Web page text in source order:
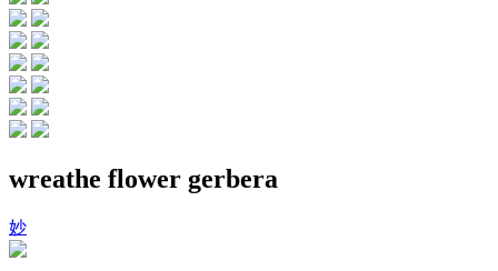
wreathe flower gerbera
妙